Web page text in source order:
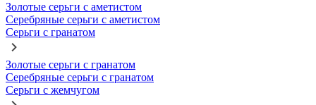
Золотые серьги с аметистом
Серебряные серьги с аметистом
Серьги с гранатом
Золотые серьги с гранатом
Серебряные серьги с гранатом
Серьги с жемчугом